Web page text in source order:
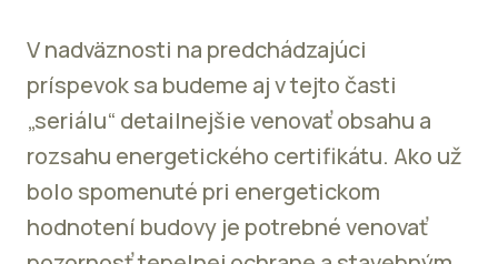
V nadväznosti na predchádzajúci
príspevok sa budeme aj v tejto časti
„seriálu“ detailnejšie venovať obsahu a
rozsahu energetického certifikátu. Ako už
bolo spomenuté pri energetickom
hodnotení budovy je potrebné venovať